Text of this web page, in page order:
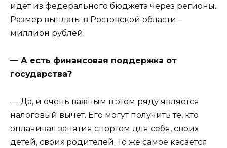
идет из федерального бюджета через регионы.
Размер выплаты в Ростовской области –
миллион рублей.
— А есть финансовая поддержка от
государства?
— Да, и очень важным в этом ряду является
налоговый вычет. Его могут получить те, кто
оплачивал занятия спортом для себя, своих
детей, своих родителей. То же самое касается